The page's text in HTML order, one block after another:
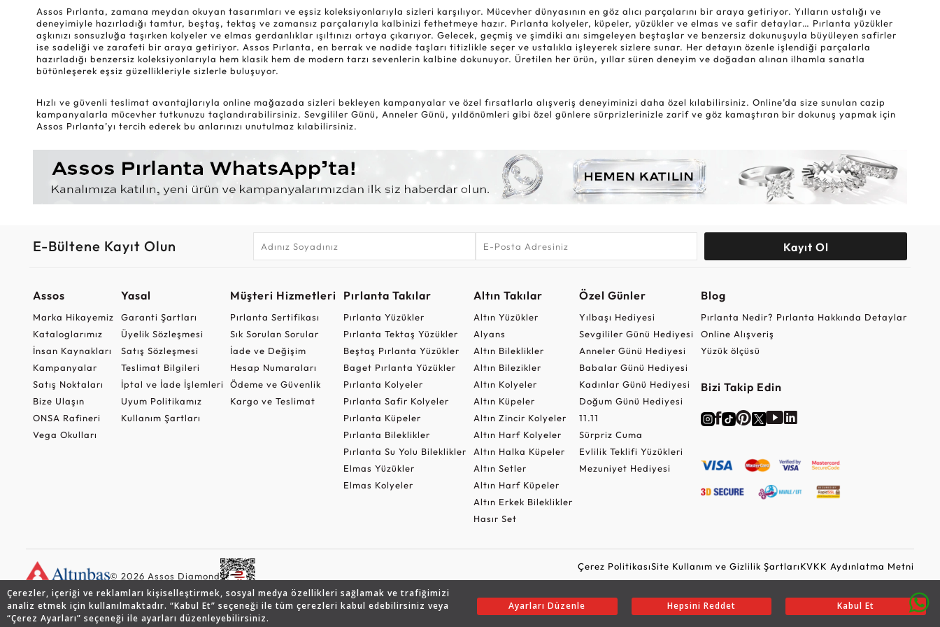
Çerezler, içeriği ve reklamları kişiselleştirmek, sosyal medya özellikleri sağlamak ve trafiğimizi
analiz etmek için kullanılmaktadır. “Kabul Et” seçeneği ile tüm çerezleri kabul edebilirsiniz veya
“Çerez Ayarları” seçeneği ile ayarları düzenleyebilirsiniz.
Ayarları Düzenle Hepsini Reddet Kabul Et
Assos Pırlanta, zamana meydan okuyan tasarımları ve eşsiz koleksiyonlarıyla sizleri karşılıyor. Mücevher dünyasının en göz alıcı parçalarını bir araya getiriyor. Yılların ustalığı ve
deneyimiyle hazırladığı tamtur, beştaş, tektaş ve zamansız parçalarıyla kalbinizi fethetmeye hazır. Pırlanta kolyeler, küpeler, yüzükler ve elmas ve safir detaylar… Pırlanta yüzükler
aşkınızı sonsuzluğa taşırken kolyeler ve elmas gerdanlıklar ışıltınızı ortaya çıkarıyor. Gelecek, geçmiş ve şimdiki anı simgeleyen beştaşlar ve benzersiz dokunuşuyla büyüleyen safirler
ise sadeliği ve zarafeti bir araya getiriyor. Assos Pırlanta, en berrak ve nadide taşları titizlikle seçer ve ustalıkla işleyerek sizlere sunar. Her detayın özenle işlendiği parçalarla
hazırladığı benzersiz koleksiyonlarıyla hem klasik hem de modern tarzı sevenlerin kalbine dokunuyor. Üretilen her ürün, yıllar süren deneyim ve doğadan alınan ilhamla sanatla
bütünleşerek eşsiz güzellikleriyle sizlerle buluşuyor.
Hızlı ve güvenli teslimat avantajlarıyla online mağazada sizleri bekleyen kampanyalar ve özel fırsatlarla alışveriş deneyiminizi daha özel kılabilirsiniz. Online’da size sunulan cazip
kampanyalarla mücevher tutkunuzu taçlandırabilirsiniz. Sevgililer Günü, Anneler Günü, yıldönümleri gibi özel günlere sürprizlerinizle zarif ve göz kamaştıran bir dokunuş yapmak için
Assos Pırlanta’yı tercih ederek bu anlarınızı unutulmaz kılabilirsiniz.
E-Bültene Kayıt Olun Kayıt Ol
Assos
Marka Hikayemiz
Kataloglarımız
İnsan Kaynakları
Kampanyalar
Satış Noktaları
Bize Ulaşın
ONSA Rafineri
Vega Okulları
Yasal
Garanti Şartları
Üyelik Sözleşmesi
Satış Sözleşmesi
Teslimat Bilgileri
İptal ve İade İşlemleri
Uyum Politikamız
Kullanım Şartları
Müşteri Hizmetleri
Pırlanta Sertifikası
Sık Sorulan Sorular
İade ve Değişim
Hesap Numaraları
Ödeme ve Güvenlik
Kargo ve Teslimat
Pırlanta Takılar
Pırlanta Yüzükler
Pırlanta Tektaş Yüzükler
Beştaş Pırlanta Yüzükler
Baget Pırlanta Yüzükler
Pırlanta Kolyeler
Pırlanta Safir Kolyeler
Pırlanta Küpeler
Pırlanta Bileklikler
Pırlanta Su Yolu Bileklikler
Elmas Yüzükler
Elmas Kolyeler
Altın Takılar
Altın Yüzükler
Alyans
Altın Bileklikler
Altın Bilezikler
Altın Kolyeler
Altın Küpeler
Altın Zincir Kolyeler
Altın Harf Kolyeler
Altın Halka Küpeler
Altın Setler
Altın Harf Küpeler
Altın Erkek Bileklikler
Hasır Set
Özel Günler
Yılbaşı Hediyesi
Sevgililer Günü Hediyesi
Anneler Günü Hediyesi
Babalar Günü Hediyesi
Kadınlar Günü Hediyesi
Doğum Günü Hediyesi
11.11
Sürpriz Cuma
Evlilik Teklifi Yüzükleri
Mezuniyet Hediyesi
Blog
Pırlanta Nedir? Pırlanta Hakkında Detaylar
Online Alışveriş
Yüzük ölçüsü
Bizi Takip Edin
© 2026 Assos Diamond
Çerez PolitikasıSite Kullanım ve Gizlilik ŞartlarıKVKK Aydınlatma Metni